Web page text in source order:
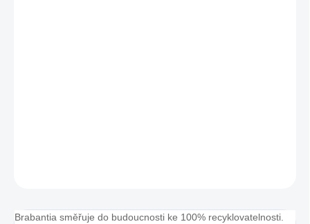
Brabantia směřuje do budoucnosti ke 100% recyklovatelnosti.